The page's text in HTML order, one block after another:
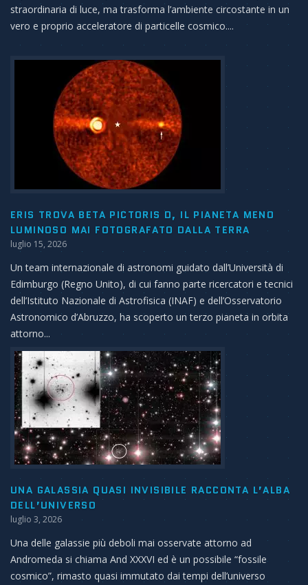
straordinaria di luce, ma trasforma l’ambiente circostante in un
vero e proprio acceleratore di particelle cosmico....
ERIS TROVA BETA PICTORIS D, IL PIANETA MENO
LUMINOSO MAI FOTOGRAFATO DALLA TERRA
luglio 15, 2026
Un team internazionale di astronomi guidato dall’Università di
Edimburgo (Regno Unito), di cui fanno parte ricercatori e tecnici
dell’Istituto Nazionale di Astrofisica (INAF) e dell’Osservatorio
Astronomico d’Abruzzo, ha scoperto un terzo pianeta in orbita
attorno...
UNA GALASSIA QUASI INVISIBILE RACCONTA L’ALBA
DELL’UNIVERSO
luglio 3, 2026
Una delle galassie più deboli mai osservate attorno ad
Andromeda si chiama And XXXVI ed è un possibile “fossile
cosmico”, rimasto quasi immutato dai tempi dell’universo